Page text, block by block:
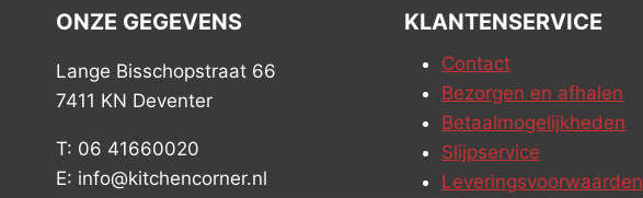
ONZE GEGEVENS
Lange Bisschopstraat 66
7411 KN Deventer
T: 06 41660020
E: info@kitchencorner.nl
KLANTENSERVICE
Contact
Bezorgen en afhalen
Betaalmogelijkheden
Slijpservice
Leveringsvoorwaarden